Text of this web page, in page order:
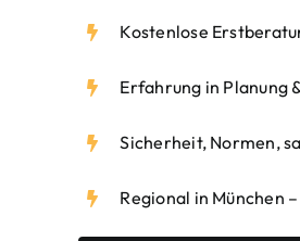
Kostenlose
Erfahrung in Planung
Sicherheit, Normen,
Regional in München